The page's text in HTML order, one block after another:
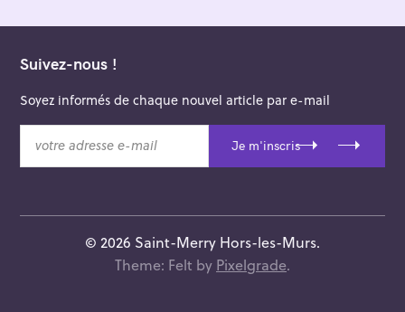
Suivez-nous !
Soyez informés de chaque nouvel article par e-mail
t
e
Je m'inscris
© 2026 Saint-Merry Hors-les-Murs.
Theme: Felt by Pixelgrade.